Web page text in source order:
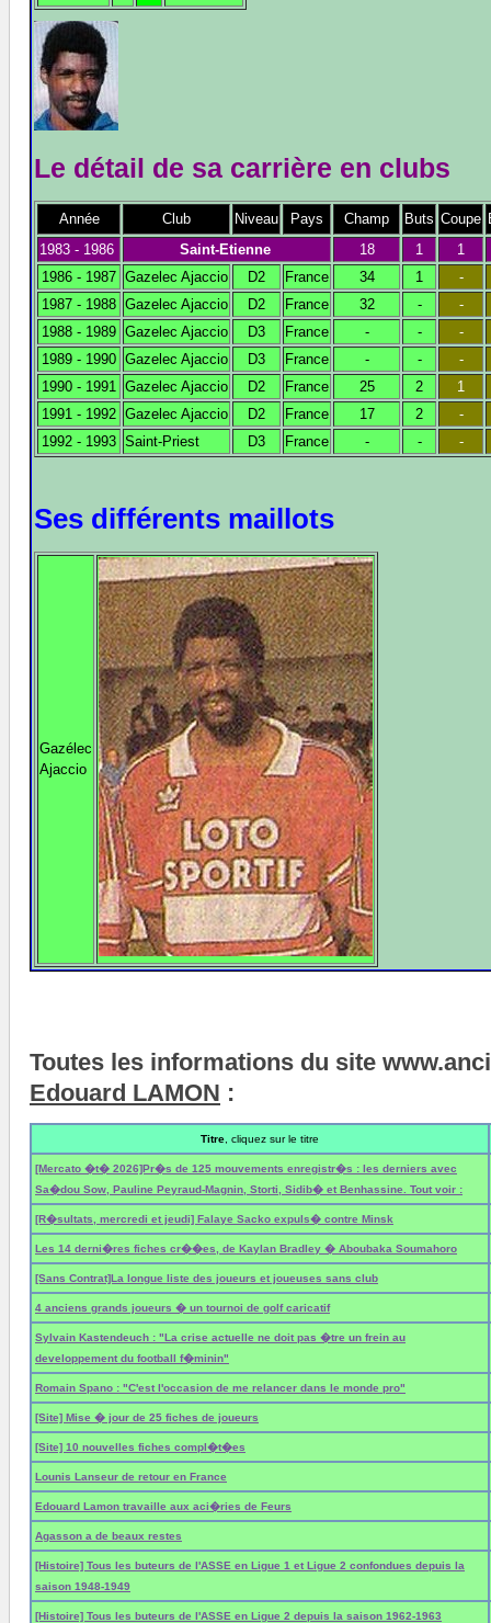
Le détail de sa carrière en clubs
Année Club Niveau Pays Champ Buts Coupe
1983 - 1986
Saint-Etienne 18 1 1
1986 - 1987 Gazelec Ajaccio D2 France 34 1 -
1987 - 1988 Gazelec Ajaccio D2 France 32 - -
1988 - 1989 Gazelec Ajaccio D3 France - - -
1989 - 1990 Gazelec Ajaccio D3 France - - -
1990 - 1991
Gazelec Ajaccio D2 France 25 2 1
1991 - 1992 Gazelec Ajaccio D2 France 17 2 -
1992 - 1993 Saint-Priest D3 France - - -
Ses différents maillots
Gazélec
Ajaccio
Toutes les informations du site
Edouard LAMON :
Titre , cliquez sur le titre
[Mercato �t� 2026]Pr�s de 125 mouvements enregistr�s : les derniers avec
Sa�dou Sow, Pauline Peyraud-Magnin, Storti, Sidib� et Benhassine. Tout voir :
[R�sultats, mercredi et jeudi] Falaye Sacko expuls� contre Minsk
Les 14 derni�res fiches cr��es, de Kaylan Bradley � Aboubaka Soumahoro
[Sans Contrat]La longue liste des joueurs et joueuses sans club
4 anciens grands joueurs � un tournoi de golf caricatif
Sylvain Kastendeuch : "La crise actuelle ne doit pas �tre un frein au
developpement du football f�minin"
Romain Spano : "C'est l'occasion de me relancer dans le monde pro"
[Site] Mise � jour de 25 fiches de joueurs
[Site] 10 nouvelles fiches compl�t�es
Lounis Lanseur de retour en France
Edouard Lamon travaille aux aci�ries de Feurs
Agasson a de beaux restes
[Histoire] Tous les buteurs de l'ASSE en Ligue 1 et Ligue 2 confondues depuis la
saison 1948-1949
[Histoire] Tous les buteurs de l'ASSE en Ligue 2 depuis la saison 1962-1963